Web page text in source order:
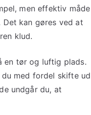
men effektiv
kan gøres ved at
klud.
en tør og luftig plads.
med fordel skifte
undgår du, at